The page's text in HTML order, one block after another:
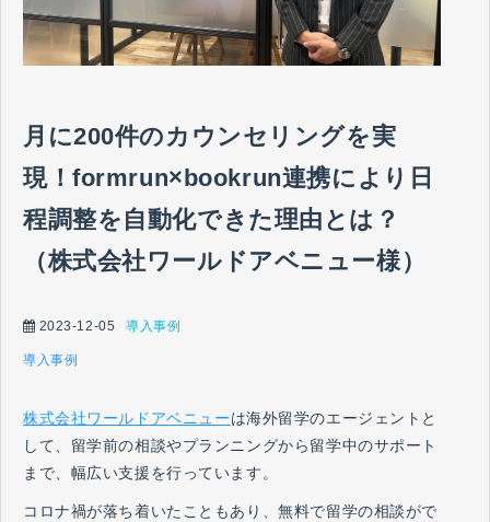
資料ダウンロード
ヘルプ
月に200件のカウンセリングを実
現！formrun×bookrun連携により日
程調整を自動化できた理由とは？
（株式会社ワールドアベニュー様）
2023-12-05 導入事例
導入事例
株式会社ワールドアベニューは海外留学のエージェントと
して、留学前の相談やプランニングから留学中のサポート
まで、幅広い支援を行っています。
コロナ禍が落ち着いたこともあり、無料で留学の相談がで